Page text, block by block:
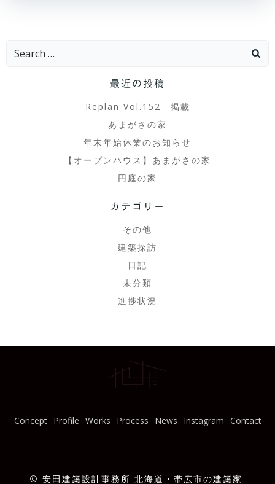
for:
最近の投稿
Replan Vol.152 掲載
あまがさの家
年末年始休業のお知らせ
【オープンハウス】あまがさの家
円庭の家
カテゴリー
その他
建築探訪
日記
未分類
進捗状況
Concept Profile Works Process News Instagram Contact
© 安田建築設計事務所 北海道・帯広市の建築家.